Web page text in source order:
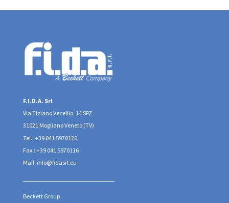
F.I.D.A. Srl
Via Tiziano Vecellio, 14 SPZ
31021 Mogliano Veneto (TV)
Tel.: +39 041 5970120
Fax.: +39 041 5970116
Mail: info@fidasrl.eu
Beckett Group